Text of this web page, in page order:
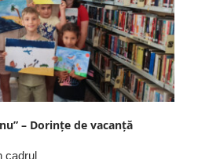
– Dorințe de vacanță
cadrul